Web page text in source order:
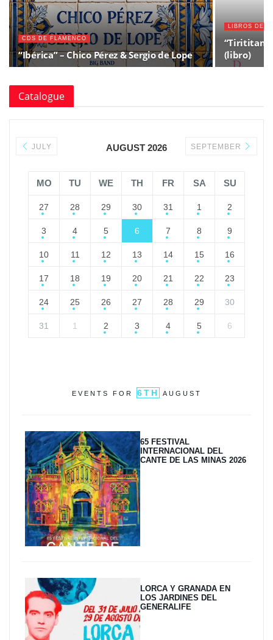
CDS DE FLAMENCO
“Ibérica” – Chico Pérez & Sergio de Lope
LIBROS DE
(libro)
Catalogue
JULY AUGUST 2026 SEPTEMBER
MO TU WE TH FR SA SU
27 28 29 30 31 1 2
3 4 5 6 7 8 9
10 11 12 13 14 15 16
17 18 19 20 21 22 23
24 25 26 27 28 29 30
31 1 2 3 4 5 6
EVENTS FOR 6TH AUGUST
65 FESTIVAL
INTERNACIONAL DEL
CANTE DE LAS MINAS 2026
LORCA Y GRANADA EN
LOS JARDINES DEL
GENERALIFE